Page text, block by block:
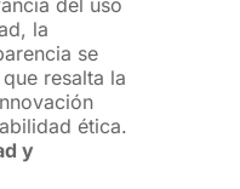
del uso
la
se
resalta la
ética.
y